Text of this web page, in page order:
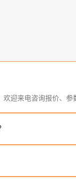
迎来电咨询报价、参